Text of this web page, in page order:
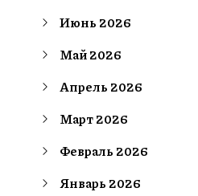
Июнь 2026
Май 2026
Апрель 2026
Март 2026
Февраль 2026
Январь 2026